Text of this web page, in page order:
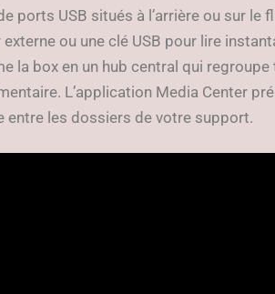
ports USB situés à l’arrière ou sur le
ou une clé USB pour lire
la box en un hub central qui
L’application Media Center
entre les dossiers de votre support.